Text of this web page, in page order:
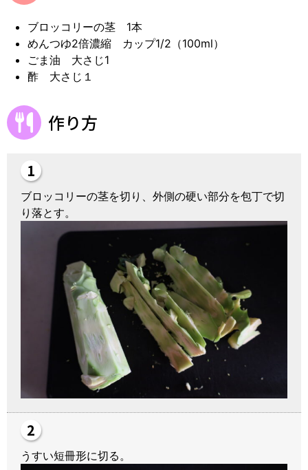
ブロッコリーの茎 1本
めんつゆ2倍濃縮 カップ1/2（100ml）
ごま油 大さじ1
酢 大さじ１
作り方
ブロッコリーの茎を切り、外側の硬い部分を包丁で切
り落とす。
うすい短冊形に切る。